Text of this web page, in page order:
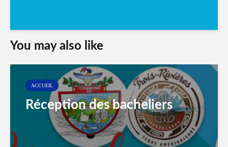
You may also like
ACCUEIL
Réception des bacheliers